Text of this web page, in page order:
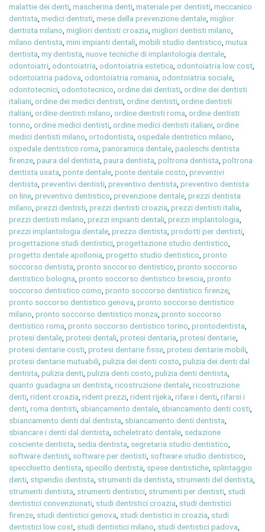
malattie dei denti ,mascherina denti ,materiale per dentisti ,meccanico
dentista ,medici dentisti ,mese della prevenzione dentale ,miglior
dentista milano ,migliori dentisti croazia ,migliori dentisti milano
milano dentista ,mini impianti dentali ,mobili studio dentistico ,mutua
dentista ,my dentista ,nuove tecniche di implantologia dentale
odontoiatri ,odontoiatria ,odontoiatria estetica ,odontoiatria low cost
odontoiatria padova ,odontoiatria romania ,odontoiatria sociale
odontotecnici ,odontotecnico ,ordine dei dentisti ,ordine dei dentisti
italiani ,ordine dei medici dentisti ,ordine dentisti ,ordine dentisti
italiani ,ordine dentisti milano ,ordine dentisti roma ,ordine dentisti
torino ,ordine medici dentisti ,ordine medici dentisti italiani ,ordine
medici dentisti milano ,ortodontista ,ospedale dentistico milano
ospedale dentistico roma ,panoramica dentale ,paoleschi dentista
firenze ,paura del dentista ,paura dentista ,poltrona dentista ,poltrona
dentista usata ,ponte dentale ,ponte dentale costo ,preventivi
dentista ,preventivi dentisti ,preventivo dentista ,preventivo dentista
on line ,preventivo dentistico ,prevenzione dentale ,prezzi dentista
milano ,prezzi dentisti ,prezzi dentisti croazia ,prezzi dentisti italia
prezzi dentisti milano ,prezzi impianti dentali ,prezzi implantologia
prezzi implantologia dentale ,prezzo dentista ,prodotti per dentisti
progettazione studi dentistici ,progettazione studio dentistico
progetto dentale apollonia ,progetto studio dentistico ,pronto
soccorso dentista ,pronto soccorso dentistico ,pronto soccorso
dentistico bologna ,pronto soccorso dentistico brescia ,pronto
soccorso dentistico como ,pronto soccorso dentistico firenze
pronto soccorso dentistico genova ,pronto soccorso dentistico
milano ,pronto soccorso dentistico monza ,pronto soccorso
dentistico roma ,pronto soccorso dentistico torino ,prontodentista
protesi dentale ,protesi dentali ,protesi dentaria ,protesi dentarie
protesi dentarie costi ,protesi dentarie fisse ,protesi dentarie mobili
protesi dentarie mutuabili ,pulizia dei denti costo ,pulizia dei denti dal
dentista ,pulizia denti ,pulizia denti costo ,pulizia denti dentista
quanto guadagna un dentista ,ricostruzione dentale ,ricostruzione
denti ,rident croazia ,rident prezzi ,rident rijeka ,rifare i denti ,rifarsi i
denti ,roma dentisti sbiancamento dentale sbiancamento denti costi
sbiancamento denti dal dentista sbiancamento denti dentista
sbiancare i denti dal dentista scheletrato dentale sedazione
cosciente dentista sedia dentista segretaria studio dentistico
software dentisti software per dentisti software studio dentistico
specchietto dentista specillo dentista spese dentistiche splintaggio
denti stipendio dentista strumenti da dentista strumenti del dentista
strumenti dentista strumenti dentistici strumenti per dentisti studi
dentistici convenzionati studi dentistici croazia studi dentistici
firenze studi dentistici genova studi dentistici in croazia studi
dentistici low cost studi dentistici milano studi dentistici padova